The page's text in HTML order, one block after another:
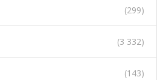
(299)
(3 332)
(143)